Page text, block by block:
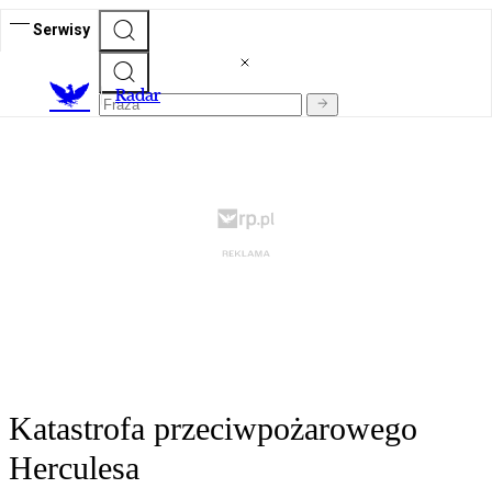
Serwisy
Radar
Katastrofa przeciwpożarowego
Herculesa